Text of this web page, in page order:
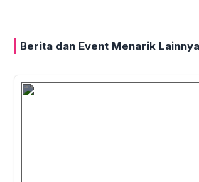
Berita dan Event Menarik Lainnya